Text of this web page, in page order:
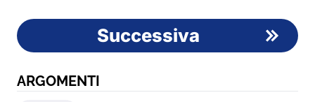
Successiva
ARGOMENTI